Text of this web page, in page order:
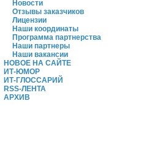
Новости
Отзывы заказчиков
Лицензии
Наши координаты
Программа партнерства
Наши партнеры
Наши вакансии
НОВОЕ НА САЙТЕ
ИТ-ЮМОР
ИТ-ГЛОССАРИЙ
RSS-ЛЕНТА
АРХИВ